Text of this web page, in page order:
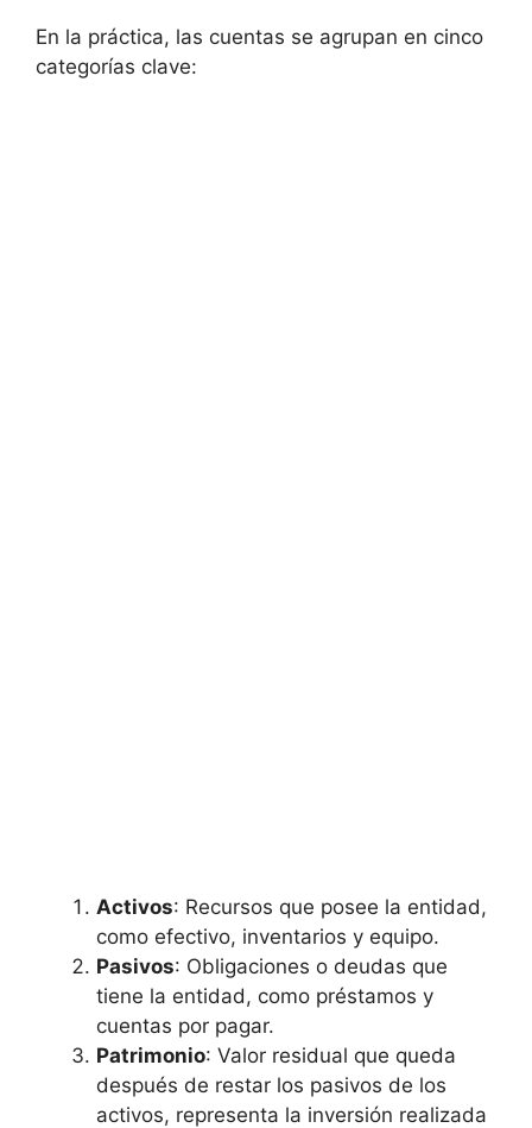
En la práctica, las cuentas se agrupan en cinco
categorías clave:
Activos: Recursos que posee la entidad,
como efectivo, inventarios y equipo.
Pasivos: Obligaciones o deudas que
tiene la entidad, como préstamos y
cuentas por pagar.
Patrimonio: Valor residual que queda
después de restar los pasivos de los
activos, representa la inversión realizada